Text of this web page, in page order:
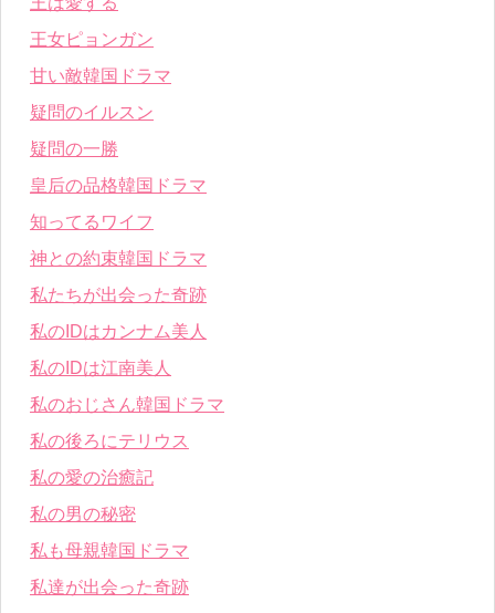
王女ピョンガン
甘い敵韓国ドラマ
疑問のイルスン
疑問の一勝
皇后の品格韓国ドラマ
知ってるワイフ
神との約束韓国ドラマ
私たちが出会った奇跡
私のIDはカンナム美人
私のIDは江南美人
私のおじさん韓国ドラマ
私の後ろにテリウス
私の愛の治癒記
私の男の秘密
私も母親韓国ドラマ
私達が出会った奇跡